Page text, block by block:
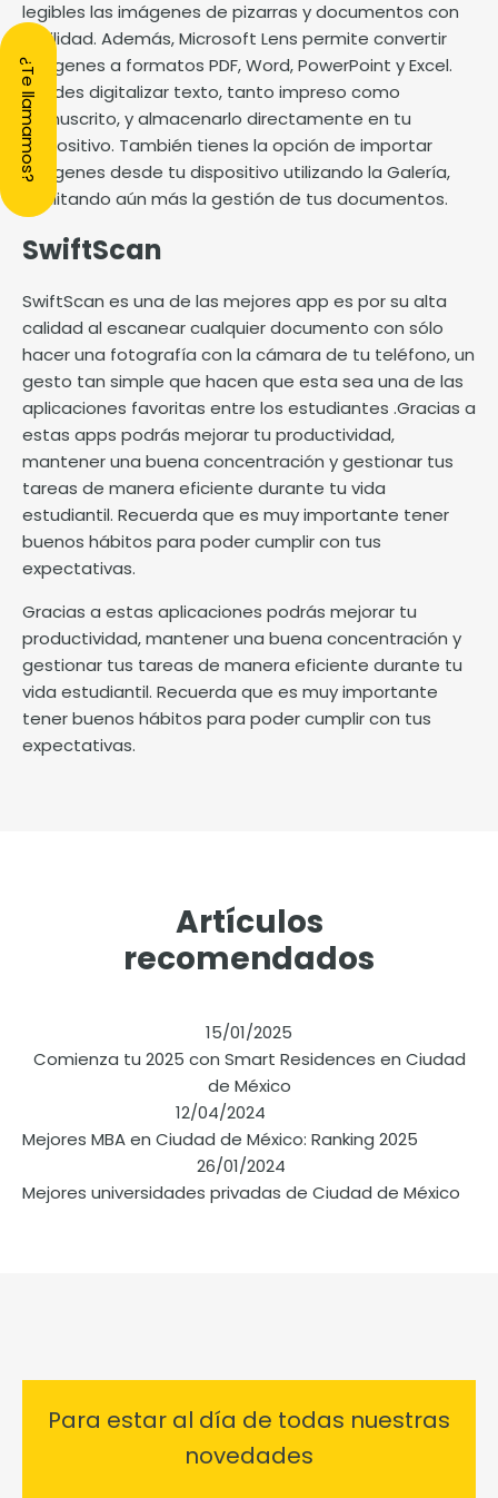
legibles las imágenes de pizarras y documentos con
facilidad. Además, Microsoft Lens permite convertir
imágenes a formatos PDF, Word, PowerPoint y Excel.
Puedes digitalizar texto, tanto impreso como
manuscrito, y almacenarlo directamente en tu
dispositivo. También tienes la opción de importar
imágenes desde tu dispositivo utilizando la Galería,
facilitando aún más la gestión de tus documentos.
SwiftScan
SwiftScan es una de las mejores app es por su alta
calidad al escanear cualquier documento con sólo
hacer una fotografía con la cámara de tu teléfono, un
gesto tan simple que hacen que esta sea una de las
aplicaciones favoritas entre los estudiantes .Gracias a
estas apps podrás mejorar tu productividad,
mantener una buena concentración y gestionar tus
tareas de manera eficiente durante tu vida
estudiantil. Recuerda que es muy importante tener
buenos hábitos para poder cumplir con tus
expectativas.
Gracias a estas aplicaciones podrás mejorar tu
productividad, mantener una buena concentración y
gestionar tus tareas de manera eficiente durante tu
vida estudiantil. Recuerda que es muy importante
tener buenos hábitos para poder cumplir con tus
expectativas.
Artículos
recomendados
15/01/2025
Comienza tu 2025 con Smart Residences en Ciudad
de México
12/04/2024
Mejores MBA en Ciudad de México: Ranking 2025
26/01/2024
Mejores universidades privadas de Ciudad de México
Para estar al día de todas nuestras
novedades
¿Te llamamos?